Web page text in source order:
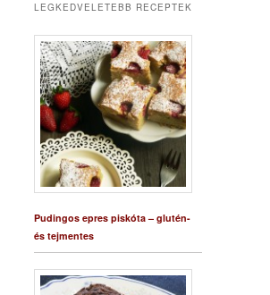
LEGKEDVELETEBB RECEPTEK
Pudingos epres piskóta – glutén-
és tejmentes